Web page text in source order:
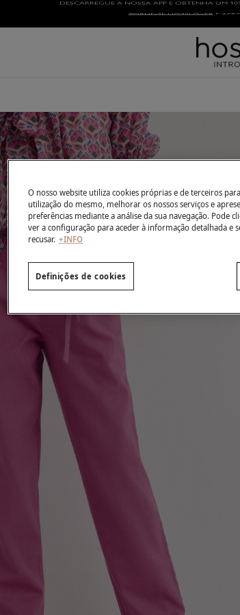
TORNE-SE HOSSLOVERE
O nosso website utiliza cookies próprias e de terceiros
utilização do mesmo, melhorar os nossos serviços e
preferências mediante a análise da sua navegação. Pode
ver a configuração para aceder à informação detalhada e
recusar. +INFO
Definições de cookies